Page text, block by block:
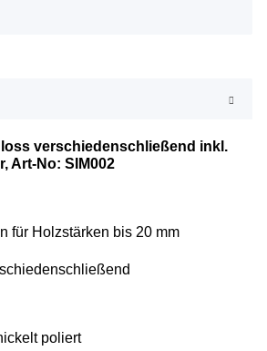
verschiedenschließend inkl.
Art-No: SIM002
für Holzstärken bis 20 mm
poliert